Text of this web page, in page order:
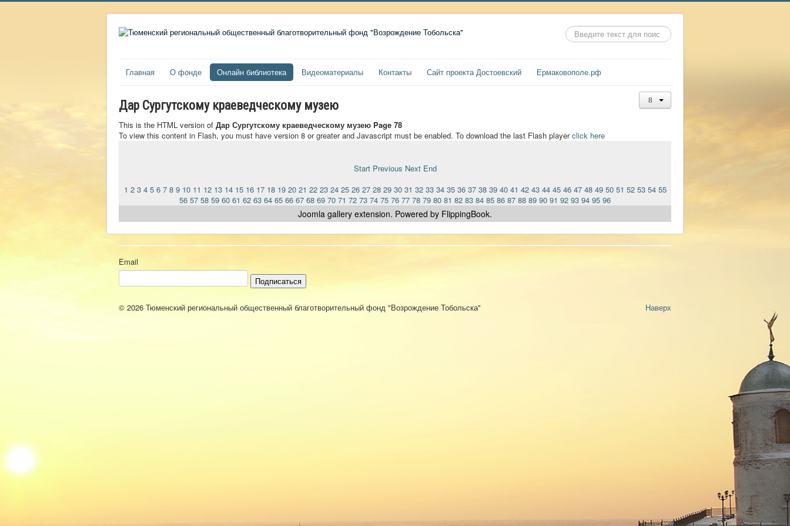
Искать...
Главная О фонде Онлайн библиотека Видеоматериалы Контакты Сайт проекта Достоевский Ермаковополе.рф
Дар Сургутскому краеведческому музею
This is the HTML version of Дар Сургутскому краеведческому музею Page 78
To view this content in Flash, you must have version 8 or greater and Javascript must be enabled. To download the last Flash playerclick here
Start Previous Next End
1 2 3 4 5 6 7 8 9 10 11 12 13 14 15 16 17 18 19 20 21 22 23 24 25 26 27 28 29 30 31 32 33 34 35 36 37 38 39 40 41 42 43 44 45 46 47 48 49 50 51 52 53 54 55
56 57 58 59 60 61 62 63 64 65 66 67 68 69 70 71 72 73 74 75 76 77 78 79 80 81 82 83 84 85 86 87 88 89 90 91 92 93 94 95 96
Joomla gallery extension. Powered by FlippingBook.
Email
Подписаться
Наверх
© 2026 Тюменский региональный общественный благотворительный фонд "Возрождение Тобольска"